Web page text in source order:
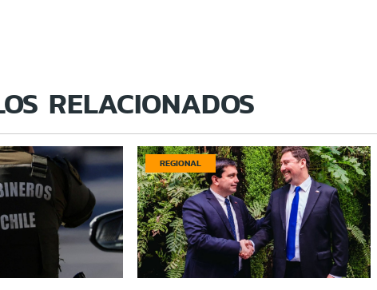
RELACIONADOS
REGIONAL